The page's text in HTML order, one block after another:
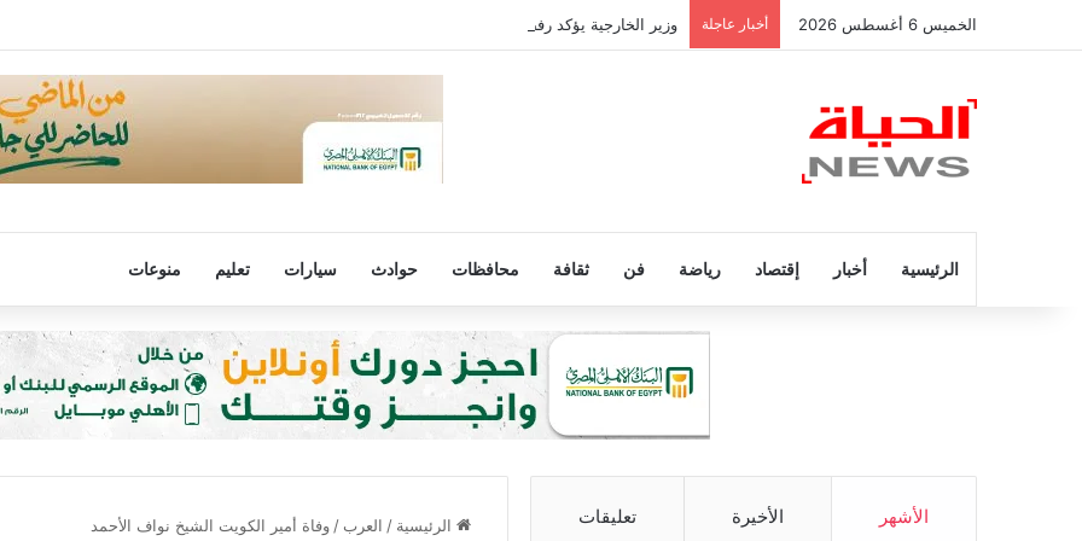
الخميس 6 أغسطس 2026 أخبار عاجلة وزير الخارجية يؤكد رفض مصر لتهجير الفلسطينيين أو المساس بالوضع فى القدس
الرئيسية أخبار إقتصاد رياضة فن ثقافة محافظات حوادث سيارات تعليم منوعات
الرئيسية / العرب / وفاة أمير الكويت الشيخ نواف الأحمد الأشهر الأخيرة تعليقات